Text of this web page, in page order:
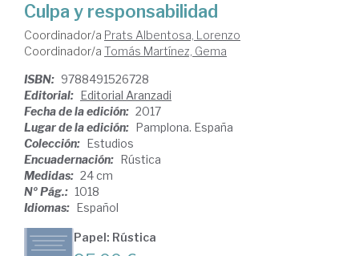
Culpa y responsabilidad
Coordinador/a Prats Albentosa, Lorenzo
Coordinador/a Tomás Martínez, Gema
ISBN: 9788491526728
Editorial: Editorial Aranzadi
Fecha de la edición: 2017
Lugar de la edición: Pamplona. España
Colección: Estudios
Encuadernación: Rústica
Medidas: 24 cm
Nº Pág.: 1018
Idiomas: Español
Papel: Rústica